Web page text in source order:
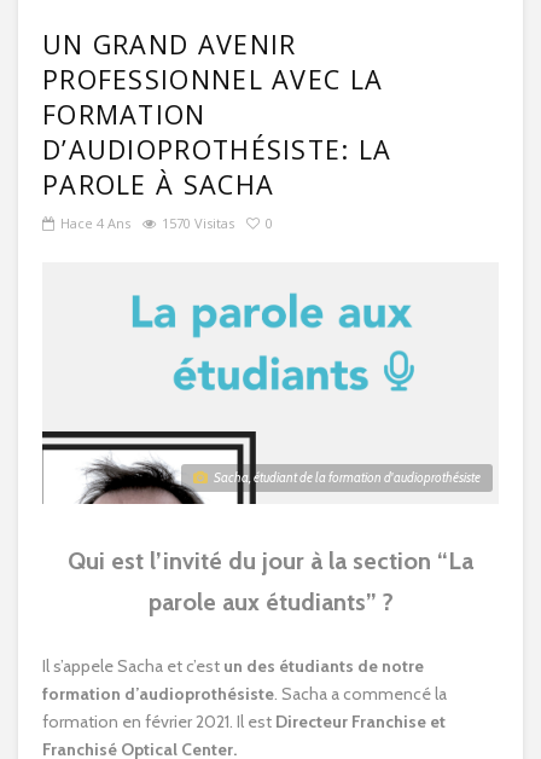
UN GRAND AVENIR
PROFESSIONNEL AVEC LA
FORMATION
D’AUDIOPROTHÉSISTE: LA
PAROLE À SACHA
Hace 4 Ans 1570 Visitas 0
Sacha, étudiant de la formation d'audioprothésiste
Qui est l’invité du jour à la section “La
parole aux étudiants” ?
Il s’appele Sacha et c’est un des étudiants de notre
formation d’audioprothésiste. Sacha a commencé la
formation en février 2021. Il est Directeur Franchise et
Franchisé Optical Center.